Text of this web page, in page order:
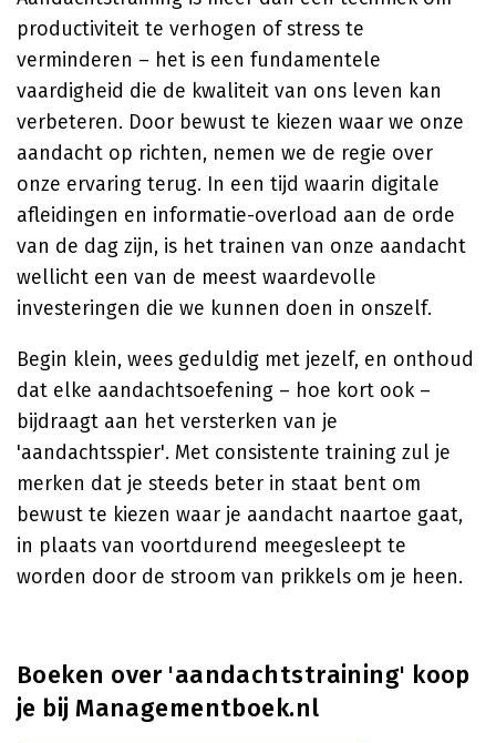
productiviteit te verhogen of stress te
verminderen – het is een fundamentele
vaardigheid die de kwaliteit van ons leven kan
verbeteren. Door bewust te kiezen waar we onze
aandacht op richten, nemen we de regie over
onze ervaring terug. In een tijd waarin digitale
afleidingen en informatie-overload aan de orde
van de dag zijn, is het trainen van onze aandacht
wellicht een van de meest waardevolle
investeringen die we kunnen doen in onszelf.
Begin klein, wees geduldig met jezelf, en onthoud
dat elke aandachtsoefening – hoe kort ook –
bijdraagt aan het versterken van je
'aandachtsspier'. Met consistente training zul je
merken dat je steeds beter in staat bent om
bewust te kiezen waar je aandacht naartoe gaat,
in plaats van voortdurend meegesleept te
worden door de stroom van prikkels om je heen.
Boeken over 'aandachtstraining' koop
je bij Managementboek.nl